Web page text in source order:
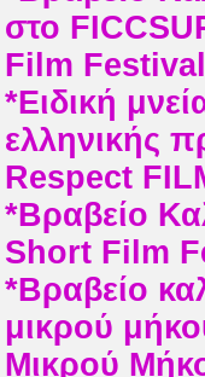
στο
Film
*Ειδική
ελληνικής
Respect
*Βραβείο
Short Film
*Βραβείο
μικρού
Μικρού